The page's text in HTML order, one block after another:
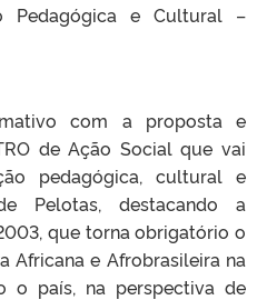
Pedagógica e Cultural –
com a proposta e
de Ação Social que vai
pedagógica, cultural e
Pelotas, destacando a
que torna obrigatório o
Africana e Afrobrasileira na
o país, na perspectiva de